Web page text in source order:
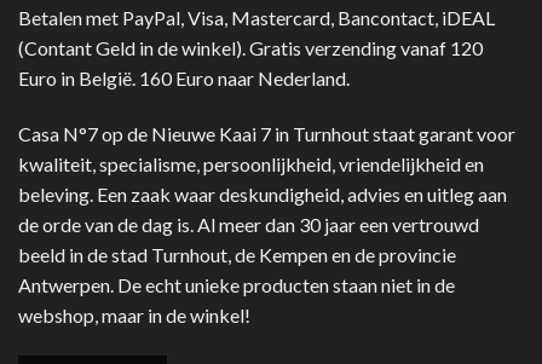
Betalen met PayPal, Visa, Mastercard, Bancontact, iDEAL
(Contant Geld in de winkel). Gratis verzending vanaf 120
Euro in België. 160 Euro naar Nederland.
Casa N°7 op de Nieuwe Kaai 7 in Turnhout staat garant voor
kwaliteit, specialisme, persoonlijkheid, vriendelijkheid en
beleving. Een zaak waar deskundigheid, advies en uitleg aan
de orde van de dag is. Al meer dan 30 jaar een vertrouwd
beeld in de stad Turnhout, de Kempen en de provincie
Antwerpen. De echt unieke producten staan niet in de
webshop, maar in de winkel!